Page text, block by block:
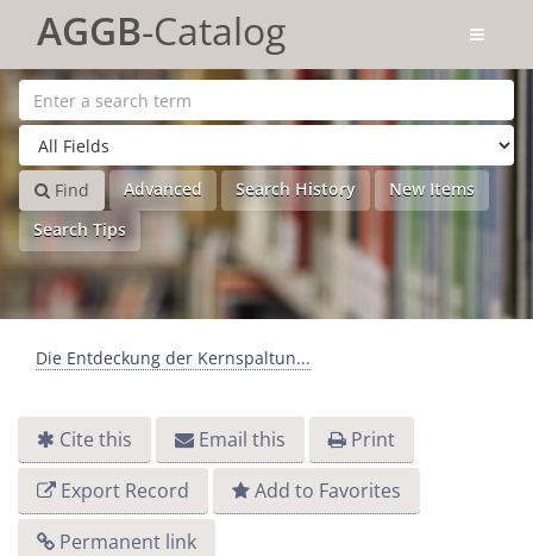
AGGB-Catalog
Find Advanced Search History
New Items
Search Tips
Die Entdeckung der Kernspaltun...
Cite this Email this
Print
Export Record
Add to Favorites
Permanent link